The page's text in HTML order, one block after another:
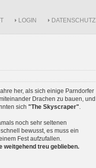
LOGIN DATENSCHUTZ
her, als sich einige Parndorfer
Drachen zu bauen, und
sich "The Skyscraper".
noch sehr seltenen
bewusst, es muss ein
Fest aufzufallen.
weitgehend treu geblieben.